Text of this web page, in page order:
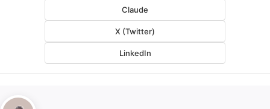
Claude
X (Twitter)
LinkedIn